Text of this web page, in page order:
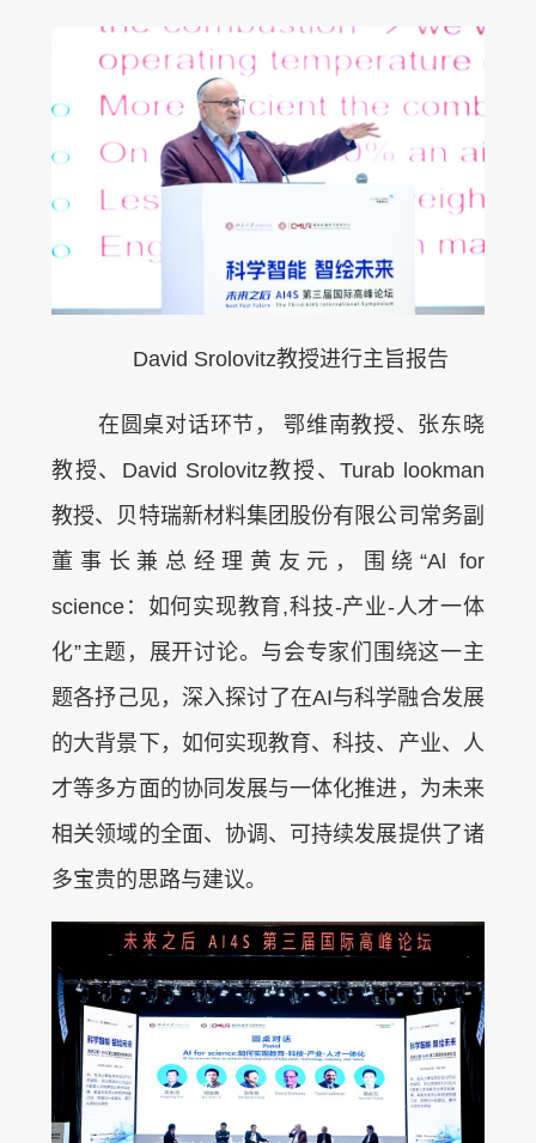
David Srolovitz教授进行主旨报告
在圆桌对话环节， 鄂维南教授、张东晓
教授、David Srolovitz教授、Turab lookman
教授、贝特瑞新材料集团股份有限公司常务副
董事长兼总经理黄友元，围绕“Al for
science：如何实现教育,科技-产业-人才一体
化”主题，展开讨论。与会专家们围绕这一主
题各抒己见，深入探讨了在AI与科学融合发展
的大背景下，如何实现教育、科技、产业、人
才等多方面的协同发展与一体化推进，为未来
相关领域的全面、协调、可持续发展提供了诸
多宝贵的思路与建议。